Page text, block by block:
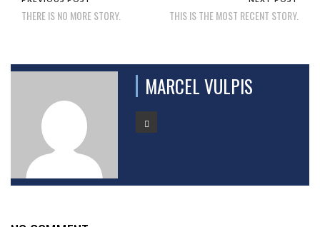
THERE IS NO MORE STORY. THIS IS THE MOST RECENT STORY.
MARCEL VULPIS